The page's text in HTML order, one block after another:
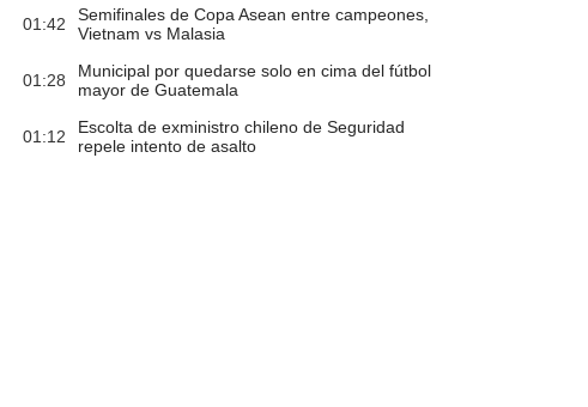
01:42
Semifinales de Copa Asean entre campeones,
Vietnam vs Malasia
01:28
Municipal por quedarse solo en cima del fútbol
mayor de Guatemala
01:12
Escolta de exministro chileno de Seguridad
repele intento de asalto